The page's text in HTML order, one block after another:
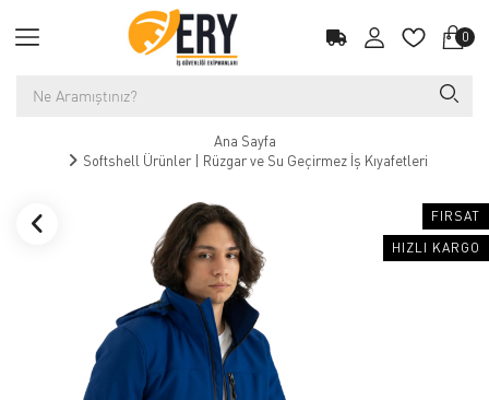
0
Ana Sayfa
Softshell Ürünler | Rüzgar ve Su Geçirmez İş Kıyafetleri
FIRSAT
HIZLI KARGO